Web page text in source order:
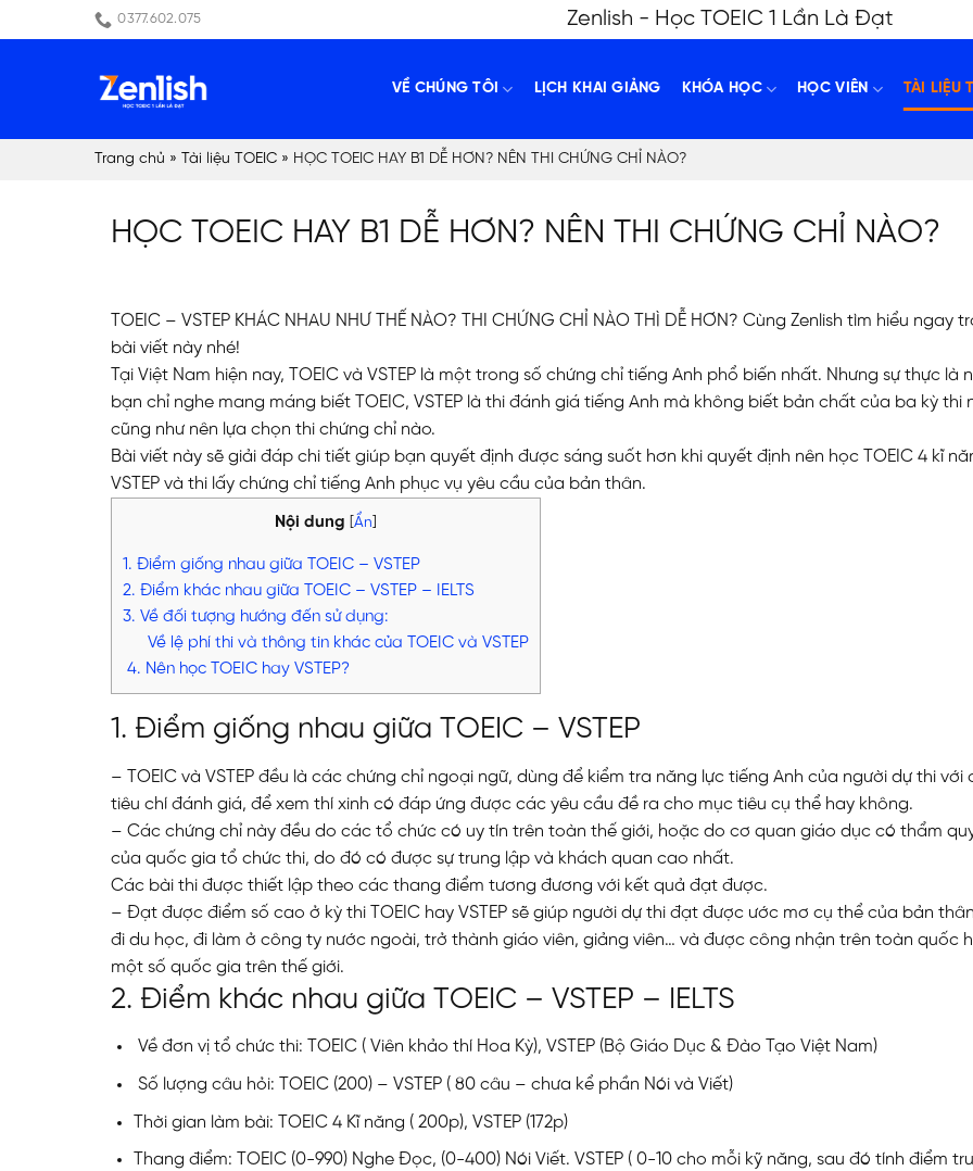
to
0377.602.075 Zenlish - Học TOEIC 1 Lần Là Đạt
VỀ CHÚNG TÔI LỊCH KHAI GIẢNG KHÓA HỌC HỌC VIÊN TÀI LIỆU
Trang chủ » Tài liệu TOEIC » HỌC TOEIC HAY B1 DỄ HƠN? NÊN THI CHỨNG CHỈ NÀO?
HỌC TOEIC HAY B1 DỄ HƠN? NÊN THI CHỨNG CHỈ NÀO?
TOEIC – VSTEP KHÁC NHAU NHƯ THẾ NÀO? THI CHỨNG CHỈ NÀO THÌ DỄ HƠN? Cùng Zenlish tìm hiểu ngay
bài viết này nhé!
Tại Việt Nam hiện nay, TOEIC và VSTEP là một trong số chứng chỉ tiếng Anh phổ biến nhất. Nhưng sự thực là
bạn chỉ nghe mang máng biết TOEIC, VSTEP là thi đánh giá tiếng Anh mà không biết bản chất của ba kỳ thi
cũng như nên lựa chọn thi chứng chỉ nào.
Bài viết này sẽ giải đáp chi tiết giúp bạn quyết định được sáng suốt hơn khi quyết định nên học TOEIC 4 kĩ
VSTEP và thi lấy chứng chỉ tiếng Anh phục vụ yêu cầu của bản thân.
Nội dung Ẩn
1. Điểm giống nhau giữa TOEIC – VSTEP
2. Điểm khác nhau giữa TOEIC – VSTEP – IELTS
3. Về đối tượng hướng đến sử dụng:
Về lệ phí thi và thông tin khác của TOEIC và VSTEP
4. Nên học TOEIC hay VSTEP?
1. Điểm giống nhau giữa TOEIC – VSTEP
– TOEIC và VSTEP đều là các chứng chỉ ngoại ngữ, dùng để kiểm tra năng lực tiếng Anh của người dự thi với
tiêu chí đánh giá, để xem thí xinh có đáp ứng được các yêu cầu đề ra cho mục tiêu cụ thể hay không.
– Các chứng chỉ này đều do các tổ chức có uy tín trên toàn thế giới, hoặc do cơ quan giáo dục có thẩm
của quốc gia tổ chức thi, do đó có được sự trung lập và khách quan cao nhất.
Các bài thi được thiết lập theo các thang điểm tương đương với kết quả đạt được.
– Đạt được điểm số cao ở kỳ thi TOEIC hay VSTEP sẽ giúp người dự thi đạt được ước mơ cụ thể của bản
đi du học, đi làm ở công ty nước ngoài, trở thành giáo viên, giảng viên… và được công nhận trên toàn quốc
một số quốc gia trên thế giới.
2. Điểm khác nhau giữa TOEIC – VSTEP – IELTS
Về đơn vị tổ chức thi: TOEIC ( Viên khảo thí Hoa Kỳ), VSTEP (Bộ Giáo Dục & Đào Tạo Việt Nam)
Số lượng câu hỏi: TOEIC (200) – VSTEP ( 80 câu – chưa kể phần Nói và Viết)
Thời gian làm bài: TOEIC 4 Kĩ năng ( 200p), VSTEP (172p)
Thang điểm: TOEIC (0-990) Nghe Đọc, (0-400) Nói Viết. VSTEP ( 0-10 cho mỗi kỹ năng, sau đó tính điểm